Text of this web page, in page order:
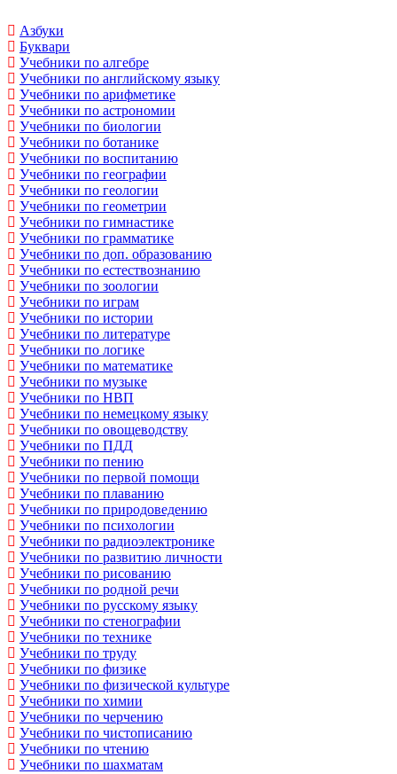
Азбуки
Буквари
Учебники по алгебре
Учебники по английскому языку
Учебники по арифметике
Учебники по астрономии
Учебники по биологии
Учебники по ботанике
Учебники по воспитанию
Учебники по географии
Учебники по геологии
Учебники по геометрии
Учебники по гимнастике
Учебники по грамматике
Учебники по доп. образованию
Учебники по естествознанию
Учебники по зоологии
Учебники по играм
Учебники по истории
Учебники по литературе
Учебники по логике
Учебники по математике
Учебники по музыке
Учебники по НВП
Учебники по немецкому языку
Учебники по овощеводству
Учебники по ПДД
Учебники по пению
Учебники по первой помощи
Учебники по плаванию
Учебники по природоведению
Учебники по психологии
Учебники по радиоэлектронике
Учебники по развитию личности
Учебники по рисованию
Учебники по родной речи
Учебники по русскому языку
Учебники по стенографии
Учебники по технике
Учебники по труду
Учебники по физике
Учебники по физической культуре
Учебники по химии
Учебники по черчению
Учебники по чистописанию
Учебники по чтению
Учебники по шахматам